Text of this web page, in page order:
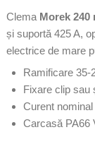
Clema Morek 240
și suportă 425 A,
electrice de mare
Ramificare 35-
Fixare clip sau
Curent
Carcasă PA66